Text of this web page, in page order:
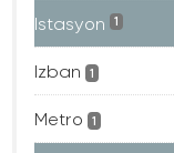
Istasyon 1
Izban 1
Metro 1